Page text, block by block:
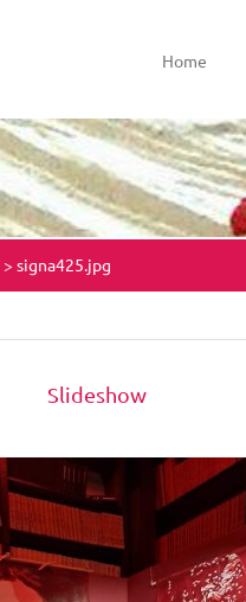
Home
> signa425.jpg
Slideshow